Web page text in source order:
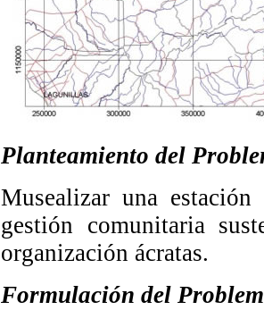
Planteamiento del
Musealizar una
gestión comunitaria
organización ácratas.
Formulación del